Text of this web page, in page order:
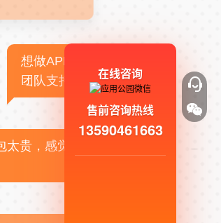
想做APP，但没有技术
团队支持
太贵，感觉不
在线咨询
售前咨询热线
13590461663